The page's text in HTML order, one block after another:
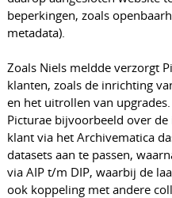
beperkingen, zoals
metadata).
Zoals Niels meldde verzorgt
klanten, zoals de inrichting
en het uitrollen van
Picturae bijvoorbeeld over
klant via het Archivematica
datasets aan te passen,
via AIP t/m DIP, waarbij de
ook koppeling met andere